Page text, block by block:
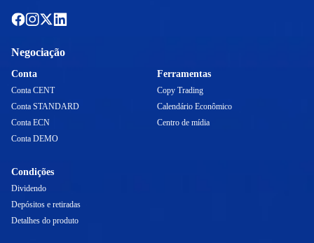
Negociação
Conta
Conta CENT
Conta STANDARD
Conta ECN
Conta DEMO
Condições
Dividendo
Depósitos e retiradas
Detalhes do produto
Ferramentas
Copy Trading
Calendário Econômico
Centro de mídia